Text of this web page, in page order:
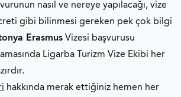
FORMLAR
nasıl ve nereye yapılacağı, vize
gibi bilinmesi gereken pek çok bilgi
Erasmus Vizesi başvurusu
Ligarba Turizm Vize Ekibi her
hakkında merak ettiğiniz hemen her